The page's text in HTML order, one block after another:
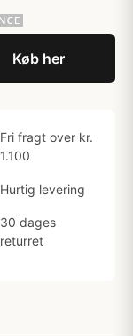
Køb her
Fri fragt over kr.
1.100
Hurtig levering
30 dages
returret